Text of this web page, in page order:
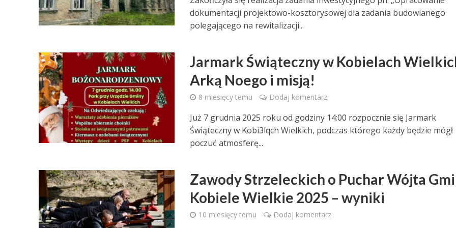
dokumentacji projektowo-kosztorysowej dla zadania budowlanego
polegającego na rewitalizacji...
Jarmark Świąteczny w Kobielach
Arką Noego i misją!
8 miesięcy temu Dodaj komentarz
Już 7 grudnia 2025 roku od godziny 14:00 rozpocznie się Jarmark
Świąteczny w Kobi3lqch Wielkich, podczas którego każdy będzie mógł
poczuć atmosferę...
Zawody Strzeleckich o Puchar Wójta
Kobiele Wielkie 2025 – wyniki
10 miesięcy temu Dodaj komentarz